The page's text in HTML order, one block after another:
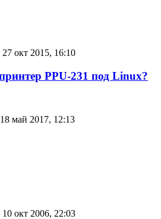
27 окт 2015, 16:10
PPU-231 под Linux?
18 май 2017, 12:13
10 окт 2006, 22:03